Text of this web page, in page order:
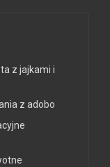
z jajkami i
z adobo